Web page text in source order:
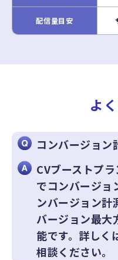
配信量目安
よ
コンバージョン
CVブーストプ
でコンバージョ
ンバージョン計
バージョン最大
能です。詳しく
相談ください。